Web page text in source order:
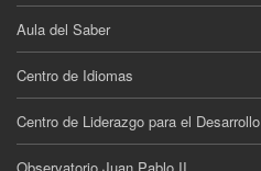
Aula del Saber
Centro de Idiomas
Centro de Liderazgo para el Desarrollo